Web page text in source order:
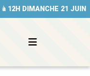
12H DIMANCHE 21 JUIN